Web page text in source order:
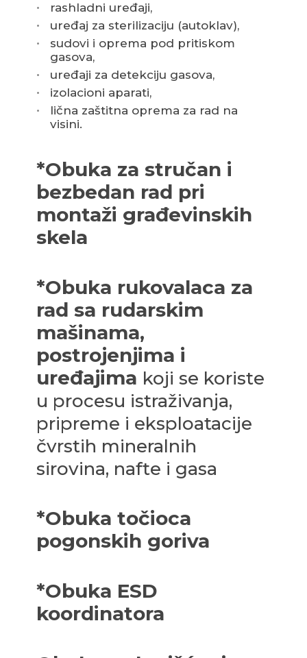
rashladni uređaji,
uređaj za sterilizaciju (autoklav),
sudovi i oprema pod pritiskom
gasova,
uređaji za detekciju gasova,
izolacioni aparati,
lična zaštitna oprema za rad na
visini.
*Obuka za stručan i
bezbedan rad pri
montaži građevinskih
skela
*Obuka rukovalaca za
rad sa rudarskim
mašinama,
postrojenjima i
uređajima koji se koriste
u procesu istraživanјa,
pripreme i eksploatacije
čvrstih mineralnih
sirovina, nafte i gasa
*Obuka točioca
pogonskih goriva
*Obuka ESD
koordinatora